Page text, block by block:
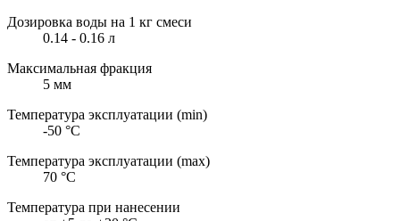
Дозировка воды на 1 кг смеси
0.14 - 0.16 л
Максимальная фракция
5 мм
Температура эксплуатации (min)
-50 °С
Температура эксплуатации (max)
70 °С
Температура при нанесении